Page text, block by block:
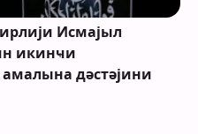
Исмајыл
икинҹи
дәстәјини